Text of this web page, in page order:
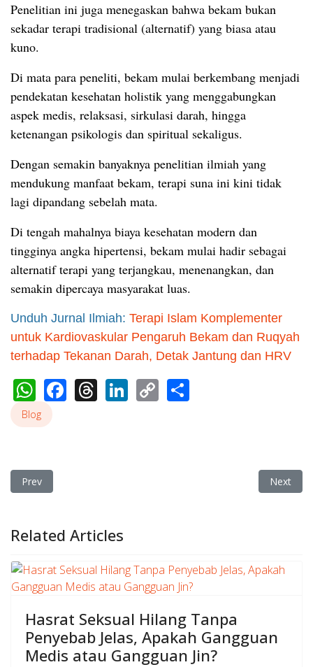
Penelitian ini juga menegaskan bahwa bekam bukan
sekadar terapi tradisional (alternatif) yang biasa atau
kuno.
Di mata para peneliti, bekam mulai berkembang menjadi
pendekatan kesehatan holistik yang menggabungkan
aspek medis, relaksasi, sirkulasi darah, hingga
ketenangan psikologis dan spiritual sekaligus.
Dengan semakin banyaknya penelitian ilmiah yang
mendukung manfaat bekam, terapi suna ini kini tidak
lagi dipandang sebelah mata.
Di tengah mahalnya biaya kesehatan modern dan
tingginya angka hipertensi, bekam mulai hadir sebagai
alternatif terapi yang terjangkau, menenangkan, dan
semakin dipercaya masyarakat luas.
Unduh Jurnal Ilmiah: Terapi Islam Komplementer
untuk Kardiovaskular Pengaruh Bekam dan Ruqyah
terhadap Tekanan Darah, Detak Jantung dan HRV
WhatsApp
Facebook
Threads
LinkedIn
Copy
Link
Blog
Previous article: Bekam Batam Tidak Hanya Untuk Orang
Prev Next
Next
Related Articles
Hasrat Seksual Hilang Tanpa
Penyebab Jelas, Apakah Gangguan
Medis atau Gangguan Jin?